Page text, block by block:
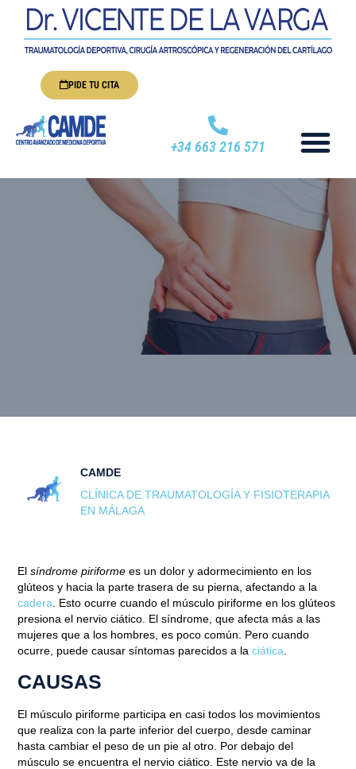
PIDE TU CITA
+34 663 216 571
CAMDE
CLÍNICA DE TRAUMATOLOGÍA Y FISIOTERAPIA
EN MÁLAGA
Elsíndrome piriforme es un dolor y adormecimiento en los
glúteos y hacia la parte trasera de su pierna, afectando a la
cadera . Esto ocurre cuando el músculo piriforme en los glúteos
presiona el nervio ciático. El síndrome, que afecta más a las
mujeres que a los hombres, es poco común. Pero cuando
ocurre, puede causar síntomas parecidos a laciática
CAUSAS
El músculo piriforme participa en casi todos los movimientos
que realiza con la parte inferior del cuerpo, desde caminar
hasta cambiar el peso de un pie al otro. Por debajo del
músculo se encuentra el nervio ciático. Este nervio va de la